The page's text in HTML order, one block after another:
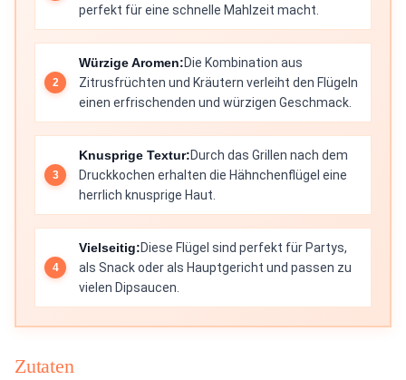
perfekt für eine schnelle Mahlzeit macht.
Würzige Aromen:Die Kombination aus
Zitrusfrüchten und Kräutern verleiht den Flügeln
einen erfrischenden und würzigen Geschmack.
Knusprige Textur:Durch das Grillen nach dem
Druckkochen erhalten die Hähnchenflügel eine
herrlich knusprige Haut.
Vielseitig:Diese Flügel sind perfekt für Partys,
als Snack oder als Hauptgericht und passen zu
vielen Dipsaucen.
Zutaten